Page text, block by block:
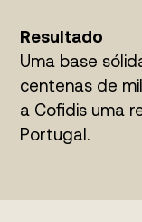
Resultado
Uma base
centenas de
a Cofidis uma
Portugal.